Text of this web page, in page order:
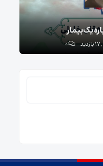
یک بیمار
17 بازدید ۰